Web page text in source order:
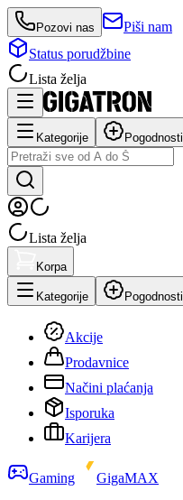
Pozovi nas
Piši nam
Status porudžbine
Lista želja
Kategorije Pogodnosti
Lista želja
Korpa
Kategorije Pogodnosti
Akcije
Prodavnice
Načini plaćanja
Isporuka
Karijera
Gaming
GigaMAX